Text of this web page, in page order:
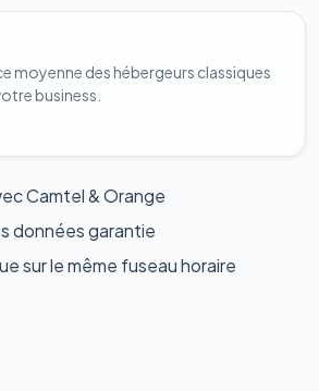
moyenne des hébergeurs classiques
business.
Camtel & Orange
données garantie
sur le même fuseau horaire